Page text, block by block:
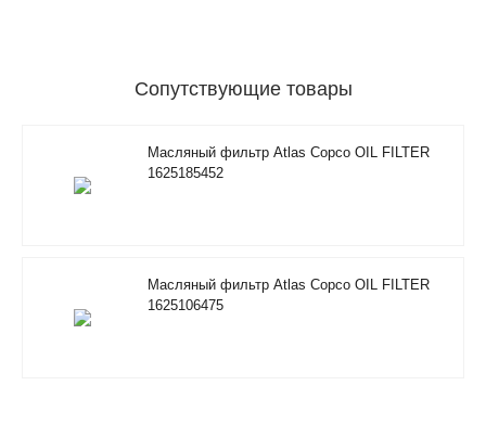
Сопутствующие товары
Масляный фильтр Atlas Copco OIL FILTER
1625185452
Масляный фильтр Atlas Copco OIL FILTER
1625106475